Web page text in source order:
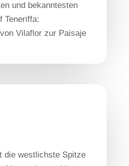
und bekanntesten
Teneriffa:
Vilaflor zur Paisaje
die westlichste Spitze